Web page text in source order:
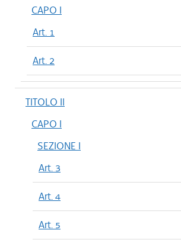
CAPO I
Art. 1
Art. 2
TITOLO II
CAPO I
SEZIONE I
Art. 3
Art. 4
Art. 5